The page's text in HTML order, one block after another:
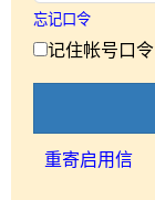
忘记口令
记住帐号口令
重寄启用信